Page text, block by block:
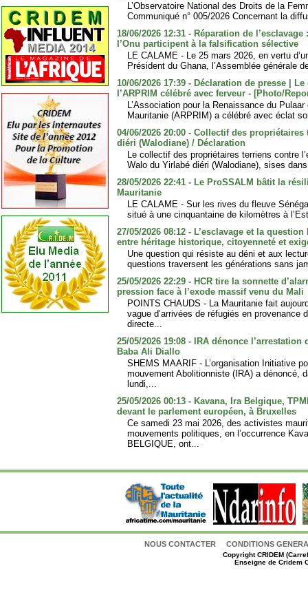
L’Observatoire National des Droits de la
Communiqué n° 005/2026 Concernant la
18/06/2026 12:31 - Réparation de
l’Onu participent à la falsification sélective
LE CALAME - Le 25 mars 2026, en vertu
Président du Ghana, l’Assemblée générale
10/06/2026 17:39 - Déclaration de presse |
l’ARPRIM célébré avec ferveur - [Photo/
L’Association pour la Renaissance du
Mauritanie (ARPRIM) a célébré avec éclat
04/06/2026 20:00 - Collectif des
diéri (Walodiane) / Déclaration
Le collectif des propriétaires terriens contre
Walo du Yirlabé diéri (Walodiane), sises
28/05/2026 22:41 - Le ProSSALM bâtit la
Mauritanie
LE CALAME - Sur les rives du fleuve
situé à une cinquantaine de kilomètres à
27/05/2026 08:12 - L’esclavage et la
entre héritage historique, citoyenneté et
Une question qui résiste au déni et aux
questions traversent les générations sans
25/05/2026 22:29 - HCR tire la sonnette
pression face à l’exode massif venu du Mali
POINTS CHAUDS - La Mauritanie fait
vague d’arrivées de réfugiés en provenance
directe...
25/05/2026 19:08 - IRA dénonce
Baba Ali Diallo
SHEMS MAARIF - L’organisation Initiative
mouvement Abolitionniste (IRA) a dénoncé,
lundi,...
25/05/2026 00:13 - Kavana, Ira Belgique,
devant le parlement européen, à Bruxelles
Ce samedi 23 mai 2026, des activistes
mouvements politiques, en l’occurrence
BELGIQUE, ont...
NOUS CONTACTER CONDITIONS
CopyrightCRIDEM
Enseigne de Cridem